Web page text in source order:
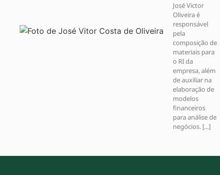
José Victor
Oliveira é
responsável
pela
composição de
materiais para
o RI da
empresa, além
de auxiliar na
elaboração de
modelos
financeiros
para análise de
negócios. [...]